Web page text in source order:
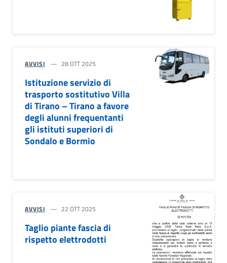
AVVISI 28 OTT 2025
Istituzione servizio di
trasporto sostitutivo Villa
di Tirano – Tirano a favore
degli alunni frequentanti
gli istituti superiori di
Sondalo e Bormio
AVVISI 22 OTT 2025
Taglio piante fascia di
rispetto elettrodotti